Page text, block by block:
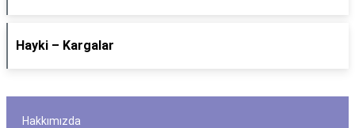
Hayki – Kargalar
Hakkımızda